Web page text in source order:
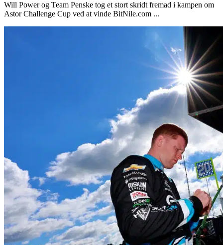
Will Power og Team Penske tog et stort skridt fremad i kampen om
Astor Challenge Cup ved at vinde BitNile.com ...